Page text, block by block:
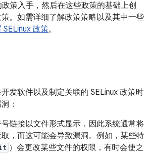
政策入手，然后在这些政策的基础上创
。如需详细了解政策策略以及其中一些
SELinux 政策。
发软件以及制定关联的 SELinux 政策时
：
链接以文件形式显示，因此系统通常将
，而这可能会导致漏洞。例如，某些特
）会更改某些文件的权限，有时会使之